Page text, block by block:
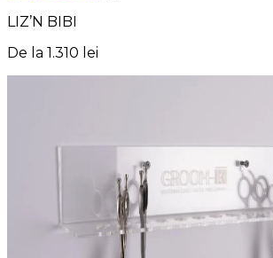
LIZ’N BIBI
De la 1.310 lei